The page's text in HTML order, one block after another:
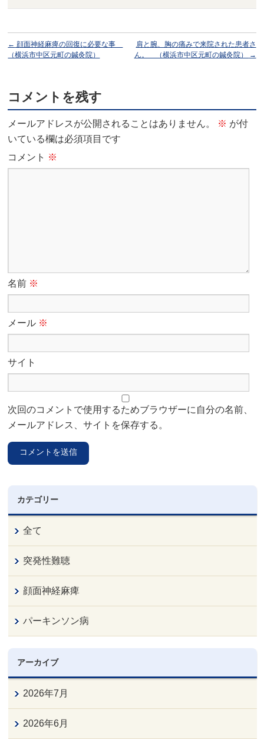
← 顔面神経麻痺の回復に必要な事
（横浜市中区元町の鍼灸院）
肩と腕、胸の痛みで来院された患者さ
ん。 （横浜市中区元町の鍼灸院）
→
コメントを残す
メールアドレスが公開されることはありません。 ※ が付
いている欄は必須項目です
コメント ※
名前 ※
メール ※
サイト
次回のコメントで使用するためブラウザーに自分の名前、
メールアドレス、サイトを保存する。
カテゴリー
全て
突発性難聴
顔面神経麻痺
パーキンソン病
アーカイブ
2026年7月
2026年6月